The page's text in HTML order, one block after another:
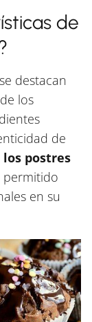
de
destacan
los
de
postres
permitido
en su